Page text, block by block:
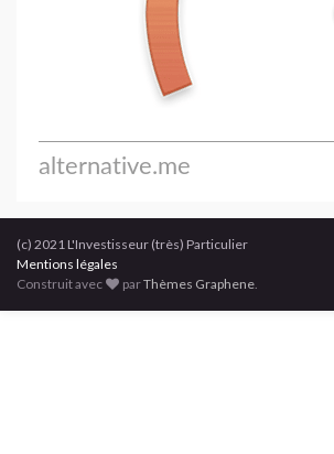
(c) 2021 L'Investisseur (très) Particulier
Mentions légales
Construit avec
parThèmes Graphene